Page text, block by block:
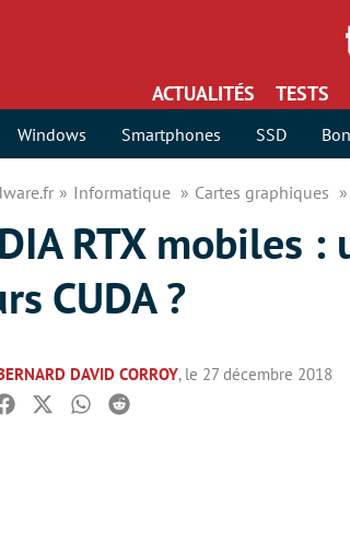
ACTUALITÉS TESTS
Windows Smartphones SSD
Informatique Cartes graphiques
RTX mobiles
CUDA ?
DAVID CORROY, le 27 décembre 2018
Facebook
TwitterWhatsapp
Reddit